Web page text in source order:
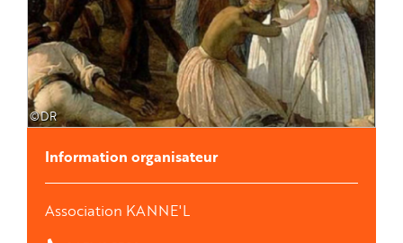
©DR
Information organisateur
Association KANNE'L